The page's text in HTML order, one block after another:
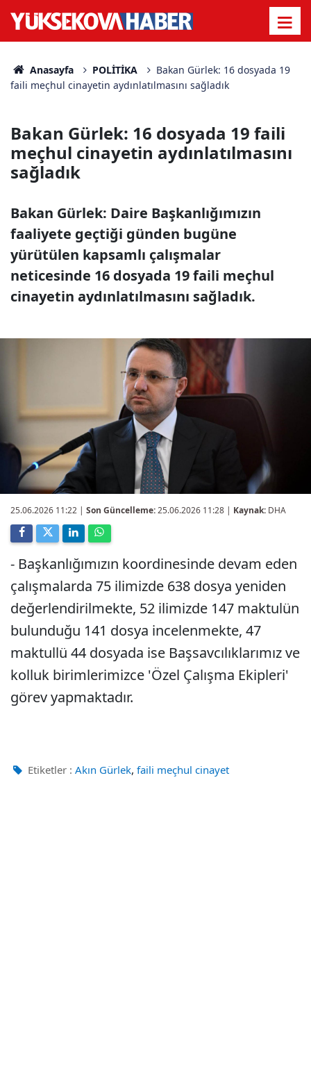
Anasayfa POLİTİKA
Bakan Gürlek: 16 dosyada 19
faili meçhul cinayetin aydınlatılmasını sağladık
Bakan Gürlek: 16 dosyada 19 faili
meçhul cinayetin aydınlatılmasını
sağladık
Bakan Gürlek: Daire Başkanlığımızın
faaliyete geçtiği günden bugüne
yürütülen kapsamlı çalışmalar
neticesinde 16 dosyada 19 faili meçhul
cinayetin aydınlatılmasını sağladık.
25.06.2026 11:22 | Son Güncelleme:25.06.2026 11:28 | Kaynak: DHA
- Başkanlığımızın koordinesinde devam eden
çalışmalarda 75 ilimizde 638 dosya yeniden
değerlendirilmekte, 52 ilimizde 147 maktulün
bulunduğu 141 dosya incelenmekte, 47
maktullü 44 dosyada ise Başsavcılıklarımız ve
kolluk birimlerimizce 'Özel Çalışma Ekipleri'
görev yapmaktadır.
Etiketler : Akın Gürlek, faili meçhul cinayet